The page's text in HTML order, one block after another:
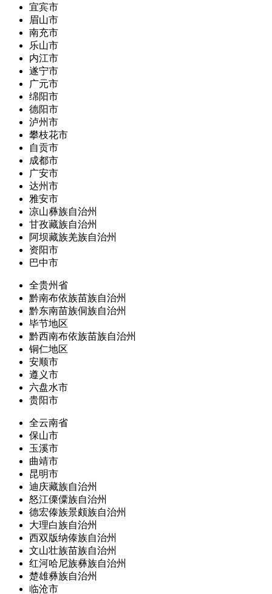
宜宾市
眉山市
南充市
乐山市
内江市
遂宁市
广元市
绵阳市
德阳市
泸州市
攀枝花市
自贡市
成都市
广安市
达州市
雅安市
凉山彝族自治州
甘孜藏族自治州
阿坝藏族羌族自治州
资阳市
巴中市
全贵州省
黔南布依族苗族自治州
黔东南苗族侗族自治州
毕节地区
黔西南布依族苗族自治州
铜仁地区
安顺市
遵义市
六盘水市
贵阳市
全云南省
保山市
玉溪市
曲靖市
昆明市
迪庆藏族自治州
怒江傈僳族自治州
德宏傣族景颇族自治州
大理白族自治州
西双版纳傣族自治州
文山壮族苗族自治州
红河哈尼族彝族自治州
楚雄彝族自治州
临沧市